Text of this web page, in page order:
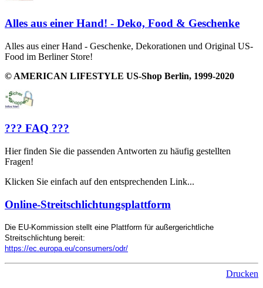
Alles aus einer Hand! - Deko, Food & Geschenke
Alles aus einer Hand - Geschenke, Dekorationen und Original US-
Food im Berliner Store!
© AMERICAN LIFESTYLE US-Shop Berlin, 1999-2020
??? FAQ ???
Hier finden Sie die passenden Antworten zu häufig gestellten
Fragen!
Klicken Sie einfach auf den entsprechenden Link...
Online-Streitschlichtungsplattform
Die EU-Kommission stellt eine Plattform für außergerichtliche
Streitschlichtung bereit:
https://ec.europa.eu/consumers/odr/
Drucken